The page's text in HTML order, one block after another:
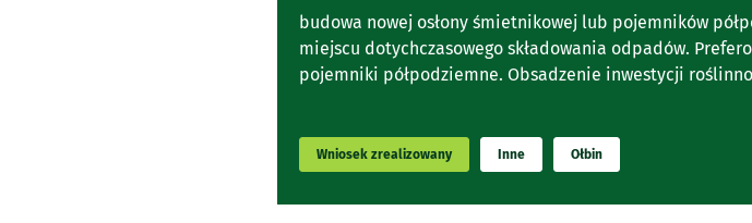
budowa nowej osłony śmietnikowej lub pojemników
miejscu dotychczasowego składowania odpadów.
pojemniki półpodziemne. Obsadzenie inwestycji
Wniosek zrealizowany Inne Ołbin